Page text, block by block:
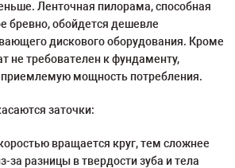
Ленточная пилорама, способная
бревно, обойдется дешевле
дискового оборудования. Кроме
не требователен к фундаменту,
мощность потребления.
заточки:
вращается круг, тем сложнее
за разницы в твердости зуба и тела